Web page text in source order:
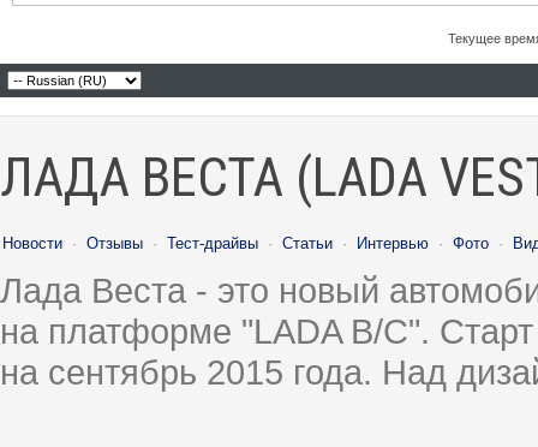
Текущее
ЛАДА ВЕСТА (LADA
Новости · Отзывы · Тест-драйвы · Статьи · Интервью · Фото ·
Лада Веста - это новый
на платформе "LADA B/C".
на сентябрь 2015 года. Над